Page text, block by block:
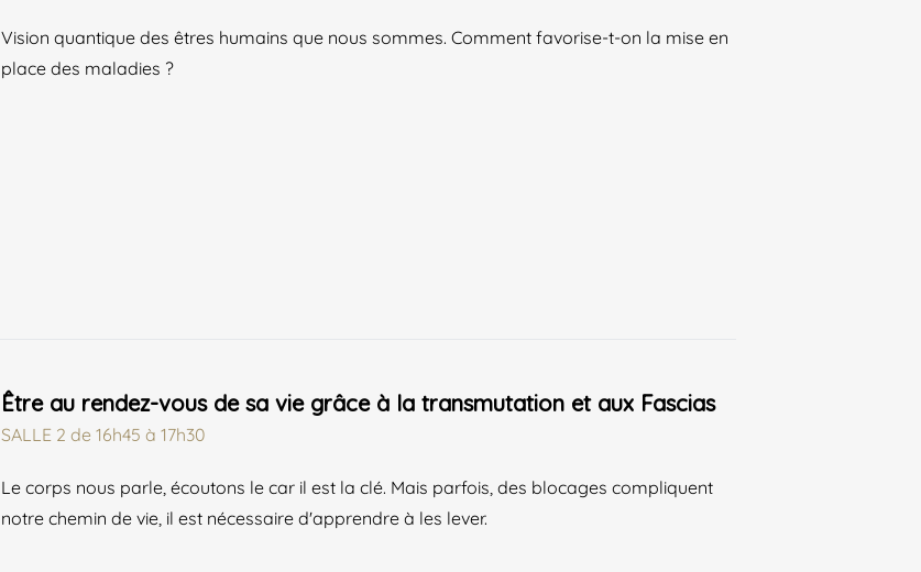
Vision quantique des êtres humains que nous sommes. Comment favorise-t-on la mise en
place des maladies ?
Être au rendez-vous de sa vie grâce à la transmutation et aux Fascias
SALLE 2de16h45 à 17h30
Le corps nous parle, écoutons le car il est la clé. Mais parfois, des blocages compliquent
notre chemin de vie, il est nécessaire d'apprendre à les lever.